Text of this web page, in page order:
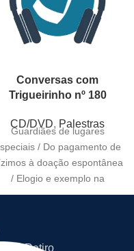
Conversas com
Trigueirinho nº 180
CD/DVD, Palestras
Guardiães de lugares
/ Do pagamento de
à doação espontânea
/ Elogio e exemplo na
educação / O
Retiro